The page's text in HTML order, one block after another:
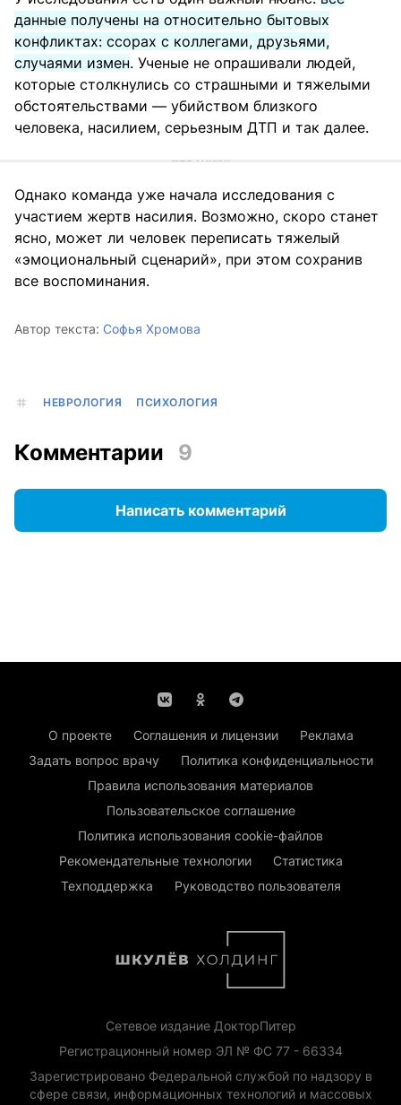
данные получены на относительно бытовых
конфликтах: ссорах с коллегами, друзьями,
случаями измен. Ученые не опрашивали людей,
которые столкнулись со страшными и тяжелыми
обстоятельствами — убийством близкого
человека, насилием, серьезным ДТП и так далее.
Однако команда уже начала исследования с
участием жертв насилия. Возможно, скоро станет
ясно, может ли человек переписать тяжелый
«эмоциональный сценарий», при этом сохранив
все воспоминания.
Автор текста: Софья Хромова
НЕВРОЛОГИЯ ПСИХОЛОГИЯ
Комментарии 9
Написать комментарий
О проекте Соглашения и лицензии
Реклама
Задать вопрос врачу
Политика конфиденциальности
Правила использования материалов
Пользовательское соглашение
Политика использования cookie-файлов
Рекомендательные технологии
Статистика
Техподдержка
Руководство пользователя
Сетевое издание ДокторПитер
Регистрационный номер ЭЛ № ФС 77 - 66334
Зарегистрировано Федеральной службой по надзору в
сфере связи, информационных технологий и массовых